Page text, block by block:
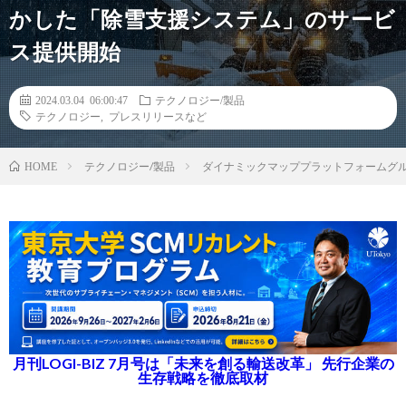
かした「除雪支援システム」のサービ
ス提供開始
2024.03.04 06:00:47
テクノロジー/製品
テクノロジー
プレスリリースなど
HOME テクノロジー/製品 ダイナミックマッププラットフォームグ
月刊LOGI-BIZ 7月号は「未来を創る輸送改革」 先行企業の
生存戦略を徹底取材